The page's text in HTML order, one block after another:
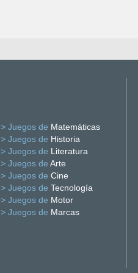
> Juegos de Matemáticas
> Juegos de Historia
> Juegos de Literatura
> Juegos de Arte
> Juegos de Cine
> Juegos de Tecnología
> Juegos de Motor
> Juegos de Marcas